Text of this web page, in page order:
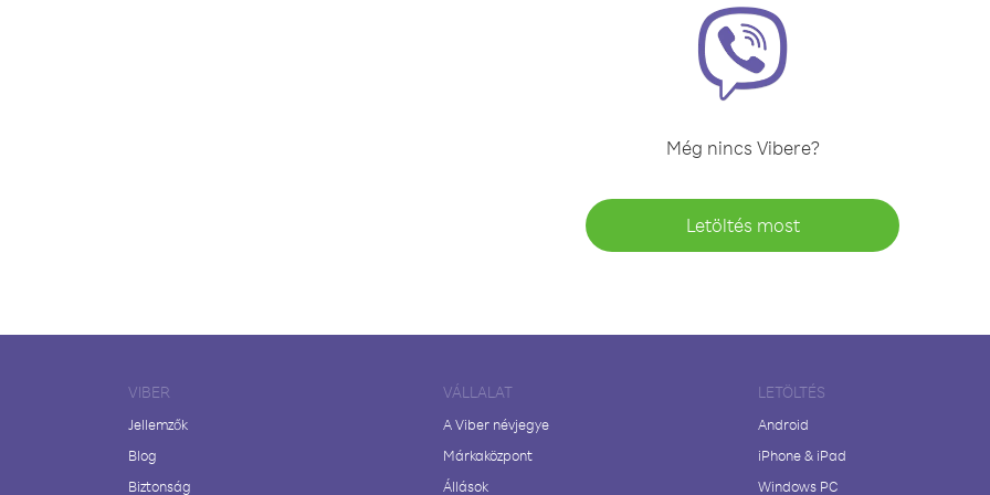
Még nincs Vibere?
Letöltés most
VIBER
Jellemzők
Blog
Biztonság
VÁLLALAT
A Viber névjegye
Márkaközpont
Állások
LETÖLTÉS
Android
iPhone & iPad
Windows PC